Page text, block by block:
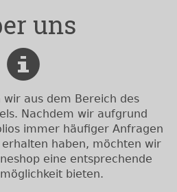
uns
aus dem Bereich des
Nachdem wir aufgrund
immer häufiger Anfragen
haben, möchten wir
eine entsprechende
bieten.